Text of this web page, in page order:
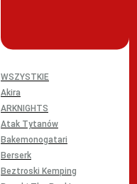
WSZYSTKIE
Akira
ARKNIGHTS
Atak Tytanów
Bakemonogatari
Berserk
Beztroski Kemping